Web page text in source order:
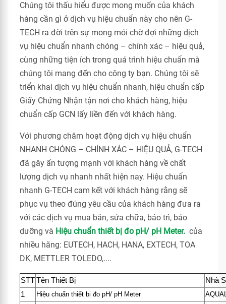
Chúng tôi thấu hiểu được mong muốn của khách
hàng cần gì ở dịch vụ hiệu chuẩn này cho nên G-
TECH ra đời trên sự mong mỏi chờ đợi những dịch
vụ hiệu chuẩn nhanh chóng – chính xác – hiệu quả,
cùng những tiện ích trong quá trình hiệu chuẩn mà
chúng tôi mang đến cho công ty bạn. Chúng tôi sẽ
triển khai dịch vụ hiệu chuẩn nhanh, hiệu chuẩn cấp
Giấy Chứng Nhận tận nơi cho khách hàng, hiệu
chuẩn cấp GCN lấy liền đến với khách hàng.
Với phương châm hoạt động dịch vụ hiệu chuẩn
NHANH CHÓNG – CHÍNH XÁC – HIỆU QUẢ, G-TECH
đã gây ấn tượng mạnh với khách hàng về chất
lượng dịch vụ nhanh nhất hiện nay. Hiệu chuẩn
nhanh G-TECH cam kết với khách hàng rằng sẽ
phục vụ theo đúng yêu cầu của khách hàng đưa ra
với các dịch vụ mua bán, sửa chữa, bảo trì, bảo
dưỡng và Hiệu chuẩn thiết bị đo pH/ pH Meter. của
nhiều hãng: EUTECH, HACH, HANA, EXTECH, TOA
DK, METTLER TOLEDO,....
STTTên Thiết Bị
Nhà
1
Hiệu chuẩn thiết bị đo pH/ pH Meter